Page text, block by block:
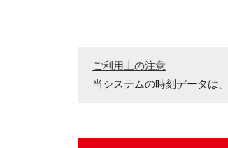
ご利用上の注意
当システムの時刻データは、